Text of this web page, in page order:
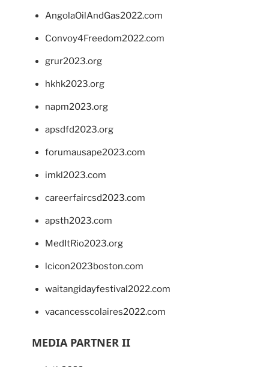
AngolaOilAndGas2022.com
Convoy4Freedom2022.com
grur2023.org
hkhk2023.org
napm2023.org
apsdfd2023.org
forumausape2023.com
imkl2023.com
careerfaircsd2023.com
apsth2023.com
MedItRio2023.org
lcicon2023boston.com
waitangidayfestival2022.com
vacancesscolaires2022.com
MEDIA PARTNER II